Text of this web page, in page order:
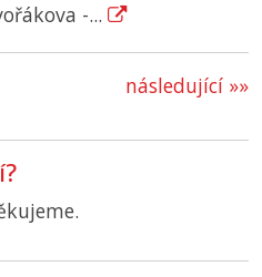
-...
následující »»